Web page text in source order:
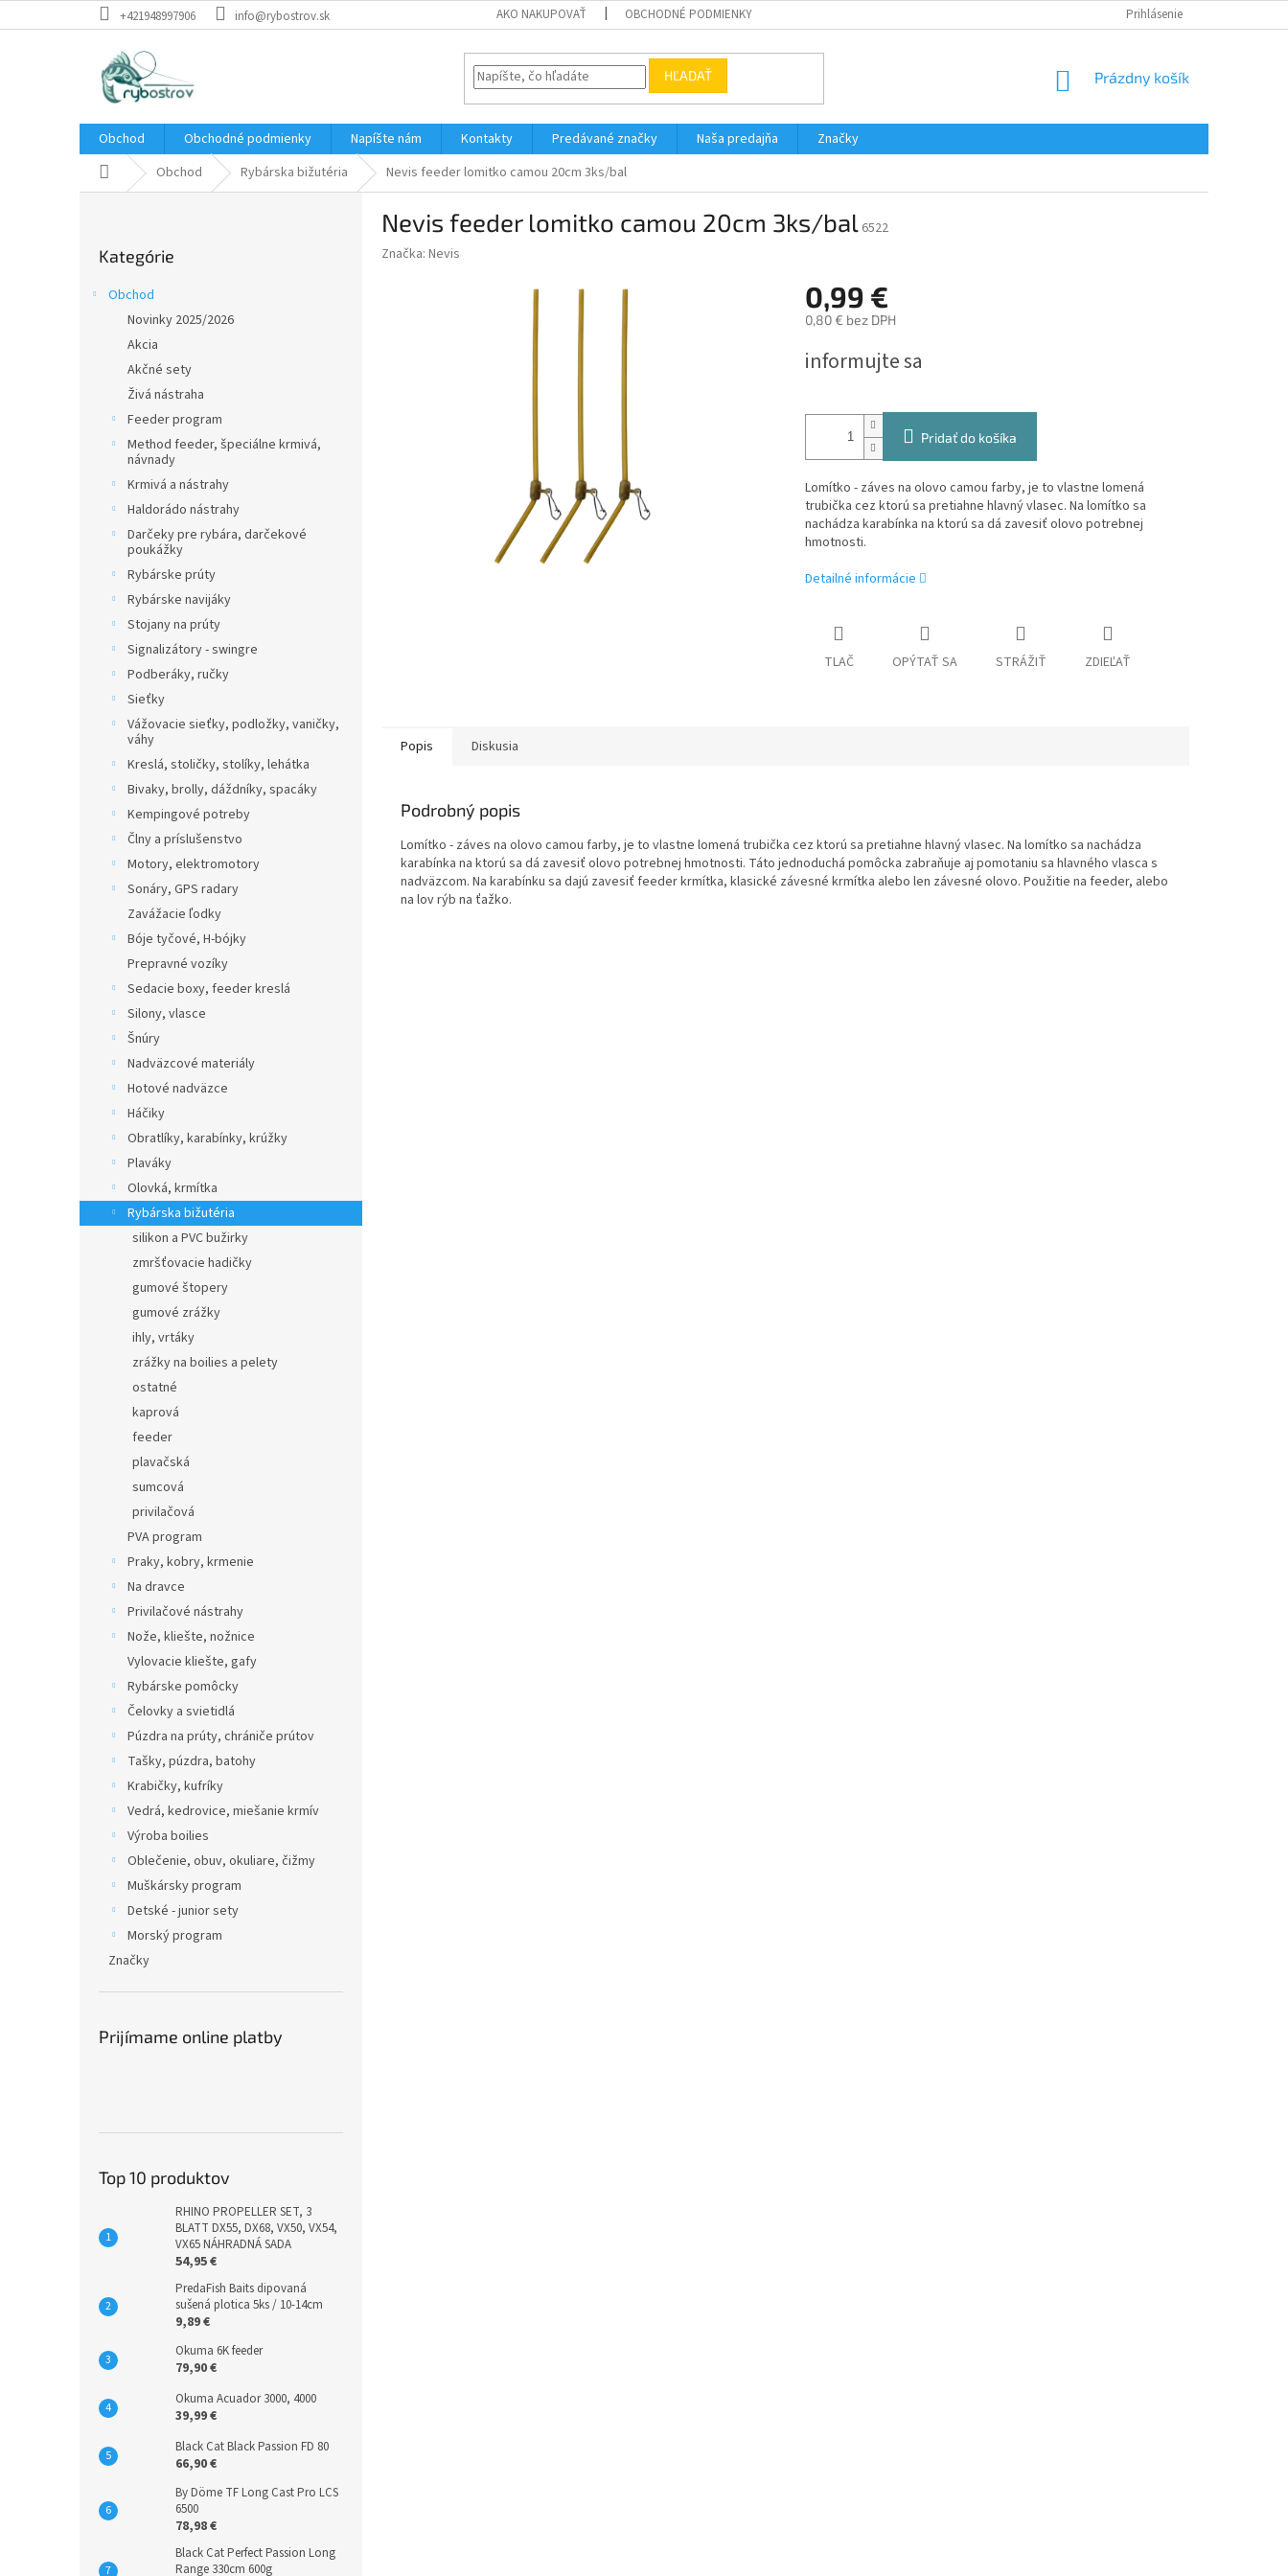
na
+421948997906 info@rybostrov.sk AKO NAKUPOVAŤ OBCHODNÉ PODMIENKY Prihlásenie
HĽADAŤ
NÁKUPNÝ
Prázdny košík
Obchod Obchodné podmienky Napíšte nám Kontakty Predávané značky Naša predajňa
Značky
Domov Obchod Rybárska bižutéria Nevis feeder lomitko camou 20cm 3ks/bal
kategórie
Kategórie
Obchod
Novinky 2025/2026
Akcia
Akčné sety
Živá nástraha
Feeder program
Method feeder, špeciálne krmivá,
návnady
Krmivá a nástrahy
Haldorádo nástrahy
Darčeky pre rybára, darčekové
poukážky
Rybárske prúty
Rybárske navijáky
Stojany na prúty
Signalizátory - swingre
Podberáky, ručky
Sieťky
Vážovacie sieťky, podložky, vaničky,
váhy
Kreslá, stoličky, stolíky, lehátka
Bivaky, brolly, dáždníky, spacáky
Kempingové potreby
Člny a príslušenstvo
Motory, elektromotory
Sonáry, GPS radary
Zavážacie ľodky
Bóje tyčové, H-bójky
Prepravné vozíky
Sedacie boxy, feeder kreslá
Silony, vlasce
Šnúry
Nadväzcové materiály
Hotové nadväzce
Háčiky
Obratlíky, karabínky, krúžky
Plaváky
Olovká, krmítka
Rybárska bižutéria
silikon a PVC bužirky
zmršťovacie hadičky
gumové štopery
gumové zrážky
ihly, vrtáky
zrážky na boilies a pelety
ostatné
kaprová
feeder
plavačská
sumcová
privilačová
PVA program
Praky, kobry, krmenie
Na dravce
Privilačové nástrahy
Nože, kliešte, nožnice
Vylovacie kliešte, gafy
Rybárske pomôcky
Čelovky a svietidlá
Púzdra na prúty, chrániče prútov
Tašky, púzdra, batohy
Krabičky, kufríky
Vedrá, kedrovice, miešanie krmív
Výroba boilies
Oblečenie, obuv, okuliare, čižmy
Muškársky program
Detské - junior sety
Morský program
Značky
Prijímame online platby
Top 10 produktov
RHINO PROPELLER SET, 3
BLATT DX55, DX68, VX50, VX54,
VX65 NÁHRADNÁ SADA
54,95 €
PredaFish Baits dipovaná
sušená plotica 5ks / 10-14cm
9,89 €
Okuma 6K feeder
79,90 €
Okuma Acuador 3000, 4000
39,99 €
Black Cat Black Passion FD 80
66,90 €
By Döme TF Long Cast Pro LCS
6500
78,98 €
Black Cat Perfect Passion Long
Range 330cm 600g
Nevis feeder lomitko camou 20cm 3ks/bal 6522
Značka: Nevis
0,99 €
0,80 € bez DPH
cena:
informujte sa
Pridať do košíka
Lomítko - záves na olovo camou farby, je to vlastne lomená
trubička cez ktorú sa pretiahne hlavný vlasec. Na lomítko sa
nachádza karabínka na ktorú sa dá zavesiť olovo potrebnej
hmotnosti.
Detailné informácie
TLAČ OPÝTAŤ SA STRÁŽIŤ ZDIEĽAŤ
Popis Diskusia
Podrobný popis
Lomítko - záves na olovo camou farby, je to vlastne lomená trubička cez ktorú sa pretiahne hlavný vlasec. Na lomítko sa nachádza
karabínka na ktorú sa dá zavesiť olovo potrebnej hmotnosti. Táto jednoduchá pomôcka zabraňuje aj pomotaniu sa hlavného vlasca s
nadväzcom. Na karabínku sa dajú zavesiť feeder krmítka, klasické závesné krmítka alebo len závesné olovo. Použitie na feeder, alebo
na lov rýb na ťažko.